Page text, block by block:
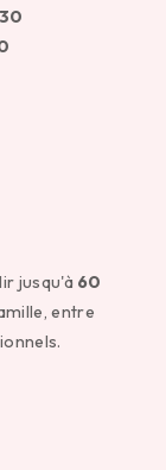
jusqu'à 60
entre